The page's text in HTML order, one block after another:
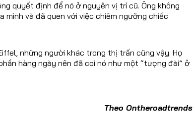
quyết định để nó ở nguyên vị trí cũ. Ông không
và đã quen với việc chiêm ngưỡng chiếc
những người khác trong thị trấn cũng vậy. Họ
hàng ngày nên đã coi nó như một “tượng đài” ở
Theo Ontheroadtrends